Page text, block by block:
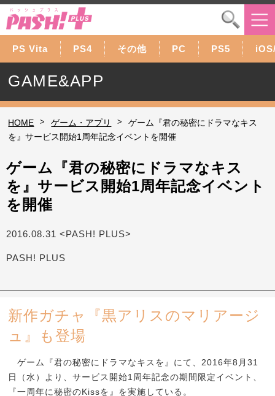
PS Vita PS4 その他 PC PS5
GAME&APP
HOME > ゲーム・アプリ >
ゲーム『君の秘密にドラマなキス
を』サービス開始1周年記念イベントを開催
ゲーム『君の秘密にドラマなキス
を』サービス開始1周年記念イベント
を開催
2016.08.31 <PASH! PLUS>
PASH! PLUS
新作ガチャ『黒アリスのマリアージ
ュ』も登場
ゲーム『君の秘密にドラマなキスを』にて、2016年8月31
日（水）より、サービス開始1周年記念の期間限定イベント、
『一周年に秘密のKissを』を実施している。